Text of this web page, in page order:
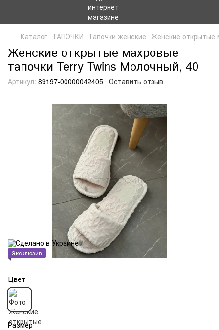
Каталог ТАПОЧКИ Тапочки женские Женские открытые
Женские открытые махровые
тапочки Terry Twins Молочный, 40
Артикул: 89197-00000042405 Оставить отзыв
Эксклюзив
Цвет
Размер